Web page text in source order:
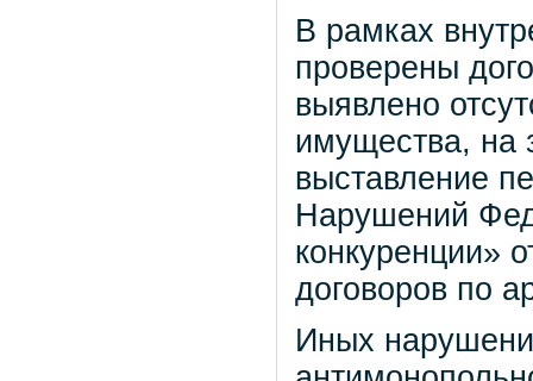
В рамках
проверены
выявлено
имущества, на
выставление
Нарушений
конкуренции»
договоров по
Иных